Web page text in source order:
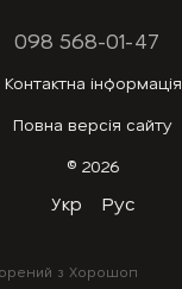
098 568-01-47
Контактна інформація
Повна версія сайту
© 2026
Укр Рус
з Хорошоп